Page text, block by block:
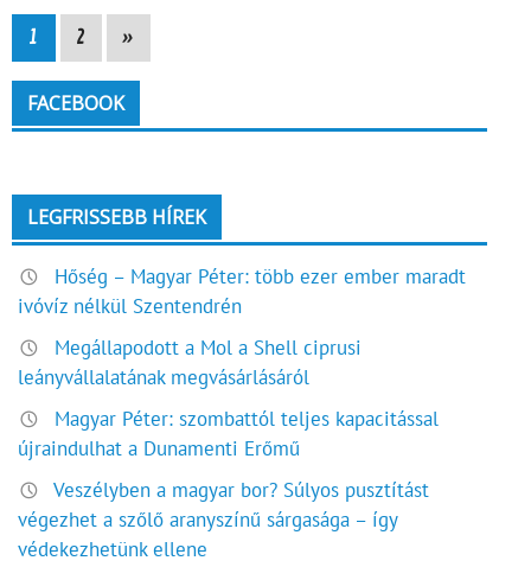
1 2 »
FACEBOOK
LEGFRISSEBB HÍREK
Hőség – Magyar Péter: több ezer ember maradt
ivóvíz nélkül Szentendrén
Megállapodott a Mol a Shell ciprusi
leányvállalatának megvásárlásáról
Magyar Péter: szombattól teljes kapacitással
újraindulhat a Dunamenti Erőmű
Veszélyben a magyar bor? Súlyos pusztítást
végezhet a szőlő aranyszínű sárgasága – így
védekezhetünk ellene